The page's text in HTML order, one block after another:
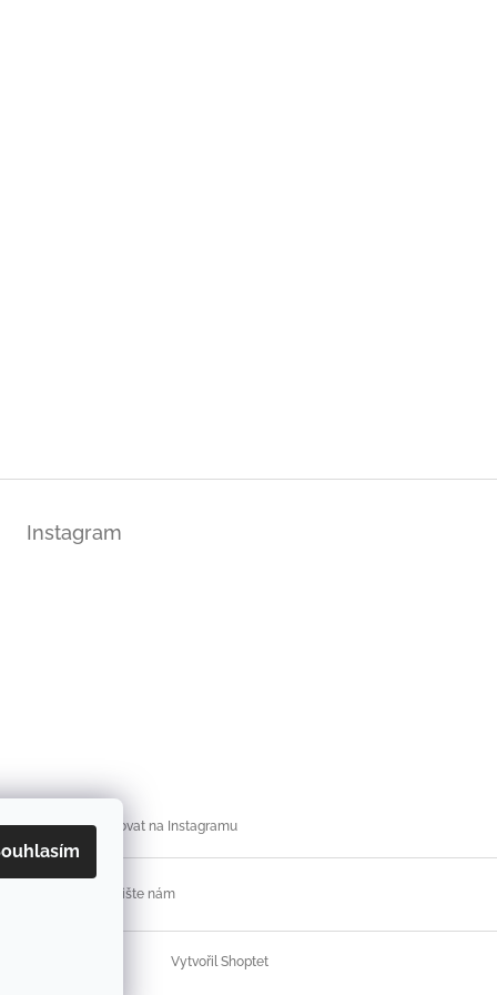
Instagram
Sledovat na Instagramu
Napište nám
Vytvořil Shoptet